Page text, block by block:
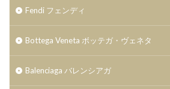
Fendi フェンディ
Bottega Veneta ボッテガ・ヴェネタ
Balenciaga バレンシアガ